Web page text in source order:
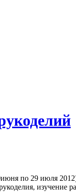
по 29 июля
изучение